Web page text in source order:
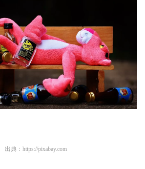
出典： https://pixabay.com